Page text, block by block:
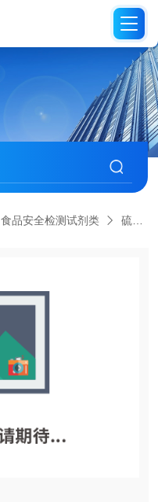
食品安全检测试剂类 硫氰酸钠速测试剂/对照液